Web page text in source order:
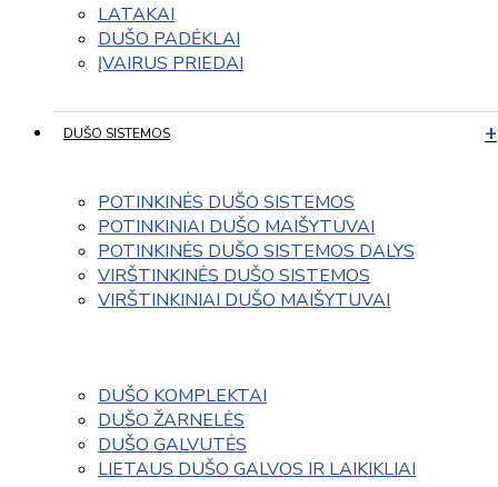
LATAKAI
DUŠO PADĖKLAI
ĮVAIRUS PRIEDAI
DUŠO SISTEMOS
POTINKINĖS DUŠO SISTEMOS
POTINKINIAI DUŠO MAIŠYTUVAI
POTINKINĖS DUŠO SISTEMOS DALYS
VIRŠTINKINĖS DUŠO SISTEMOS
VIRŠTINKINIAI DUŠO MAIŠYTUVAI
DUŠO KOMPLEKTAI
DUŠO ŽARNELĖS
DUŠO GALVUTĖS
LIETAUS DUŠO GALVOS IR LAIKIKLIAI